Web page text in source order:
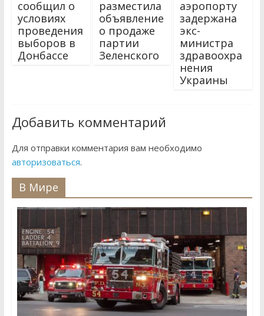
сообщил о
условиях
проведения
выборов в
Донбассе
разместила
объявление
о продаже
партии
Зеленского
аэропорту
задержана
экс-
министра
здравоохра
нения
Украины
Добавить комментарий
Для отправки комментария вам необходимо
авторизоваться.
В Мире